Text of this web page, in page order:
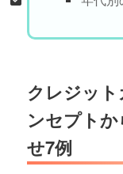
クレジッ
ンセプト
せ7例